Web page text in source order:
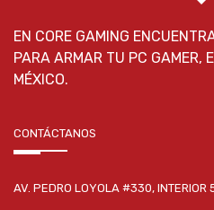
EN CORE GAMING
PARA ARMAR TU PC GAMER,
MÉXICO.
CONTÁCTANOS
AV. PEDRO LOYOLA #330, INTERIOR